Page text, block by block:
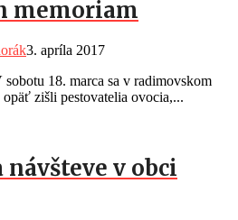
memoriam
3. apríla 2017
18. marca sa v radimovskom
zišli pestovatelia ovocia,...
v obci